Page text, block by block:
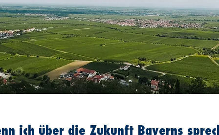
ich über die Zukunft Bayerns